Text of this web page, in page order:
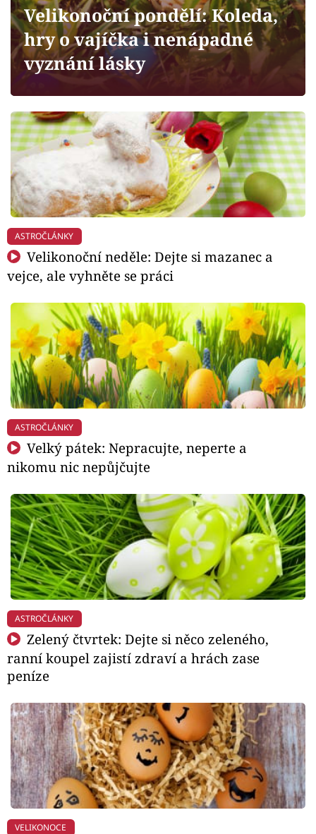
Sledujte prima+
Filmový festival Karlovy Vary
Pořady
Mámy sobě
Přihlášení
Sledujte nás
Velikonoční pondělí: Koleda,
hry o vajíčka i nenápadné
vyznání lásky
ASTROČLÁNKY
Velikonoční neděle: Dejte si mazanec a
vejce, ale vyhněte se práci
ASTROČLÁNKY
Velký pátek: Nepracujte, neperte a
nikomu nic nepůjčujte
ASTROČLÁNKY
Zelený čtvrtek: Dejte si něco zeleného,
ranní koupel zajistí zdraví a hrách zase
peníze
VELIKONOCE